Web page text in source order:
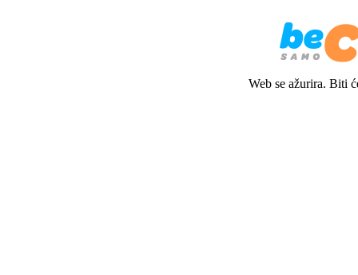
Web se ažurira. Biti